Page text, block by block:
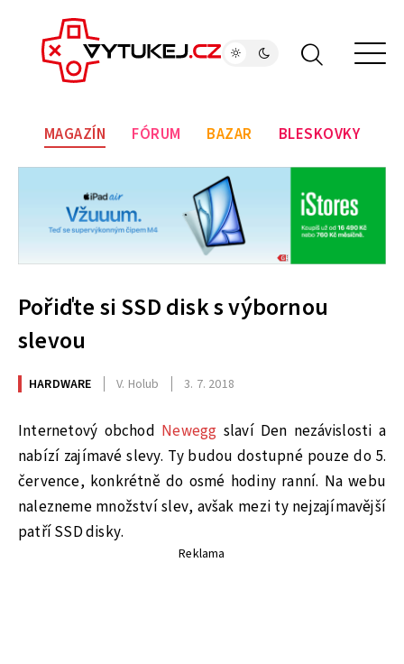
MAGAZÍN FÓRUM BAZAR BLESKOVKY
Pořiďte si SSD disk s výbornou
slevou
HARDWARE V. Holub 3. 7. 2018
Internetový obchod Newegg slaví Den nezávislosti a
nabízí zajímavé slevy. Ty budou dostupné pouze do 5.
července, konkrétně do osmé hodiny ranní. Na webu
nalezneme množství slev, avšak mezi ty nejzajímavější
patří SSD disky.
Reklama